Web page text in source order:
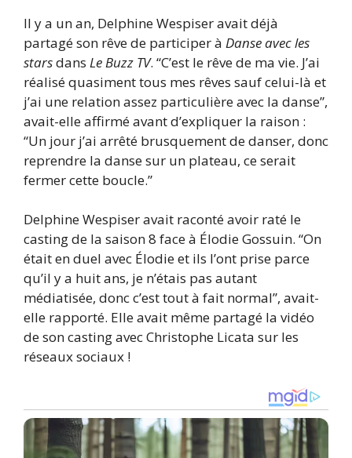
Il y a un an, Delphine Wespiser avait déjà
partagé son rêve de participer à Danse avec les
starsdans Le Buzz TV. “C’est le rêve de ma vie. J’ai
réalisé quasiment tous mes rêves sauf celui-là et
j’ai une relation assez particulière avec la danse”,
avait-elle affirmé avant d’expliquer la raison :
“Un jour j’ai arrêté brusquement de danser, donc
reprendre la danse sur un plateau, ce serait
fermer cette boucle.”
Delphine Wespiser avait raconté avoir raté le
casting de la saison 8 face à Élodie Gossuin. “On
était en duel avec Élodie et ils l’ont prise parce
qu’il y a huit ans, je n’étais pas autant
médiatisée, donc c’est tout à fait normal”, avait-
elle rapporté. Elle avait même partagé la vidéo
de son casting avec Christophe Licata sur les
réseaux sociaux !